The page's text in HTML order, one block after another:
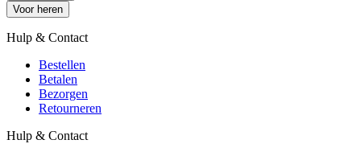
Voor heren
Hulp & Contact
Bestellen
Betalen
Bezorgen
Retourneren
Hulp & Contact